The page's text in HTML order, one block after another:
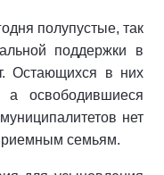
полупустые, так
поддержки в
Остающихся в них
а освободившиеся
нет
семьям.